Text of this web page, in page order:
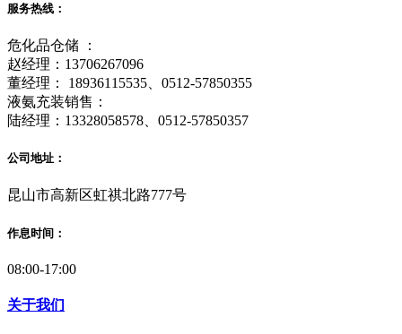
服务热线：
危化品仓储 ：
赵经理：13706267096
董经理： 18936115535、0512-57850355
液氨充装销售：
陆经理：13328058578、0512-57850357
公司地址：
昆山市高新区虹祺北路777号
作息时间：
08:00-17:00
关于我们